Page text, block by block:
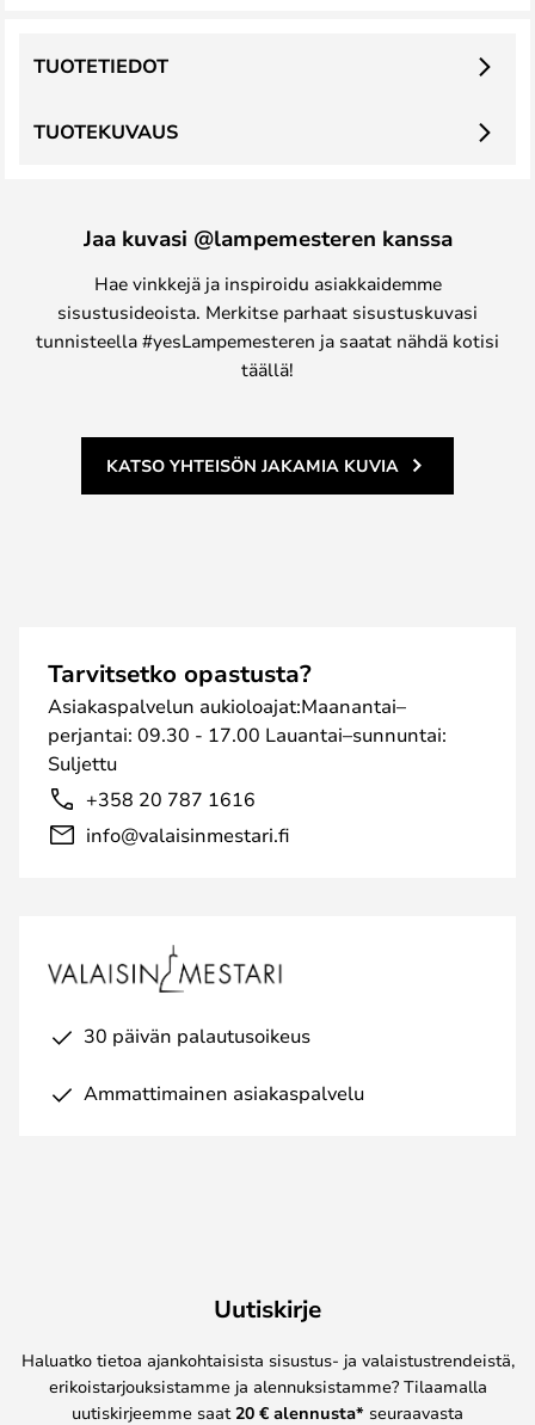
TUOTEKUVAUS
TUOTETIEDOT
Jaa kuvasi @lampemesteren kanssa
Hae vinkkejä ja inspiroidu asiakkaidemme
sisustusideoista. Merkitse parhaat sisustuskuvasi
tunnisteella #yesLampemesteren ja saatat nähdä kotisi
täällä!
KATSO YHTEISÖN JAKAMIA KUVIA
Tarvitsetko opastusta?
Asiakaspalvelun aukioloajat:Maanantai–
perjantai: 09.30 - 17.00 Lauantai–sunnuntai:
Suljettu
+358 20 787 1616
info@valaisinmestari.fi
30 päivän palautusoikeus
Ammattimainen asiakaspalvelu
Uutiskirje
Haluatko tietoa ajankohtaisista sisustus- ja valaistustrendeistä,
erikoistarjouksistamme ja alennuksistamme? Tilaamalla
uutiskirjeemme saat 20 € alennusta* seuraavasta